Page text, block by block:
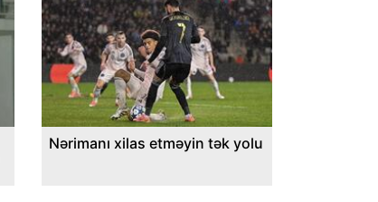
Nərimanı xilas etməyin tək yolu